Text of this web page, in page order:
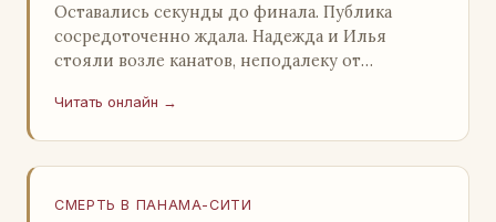
Оставались секунды до финала. Публика
сосредоточенно ждала. Надежда и Илья
стояли возле канатов, неподалеку от
прочей публики, …
Читать онлайн →
СМЕРТЬ В ПАНАМА-СИТИ